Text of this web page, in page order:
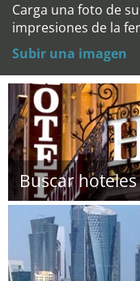
Carga una foto de
impresiones de la
Subir una imagen
Buscar